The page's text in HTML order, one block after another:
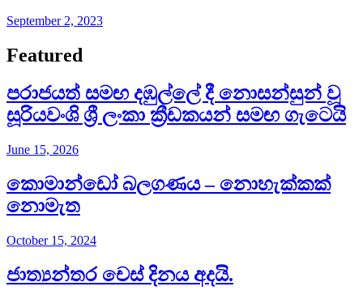
September 2, 2023
Featured
පරාජයත් සමඟ දඹුල්ලේ දී නොසන්සුන් වූ
සූරියවංශි ශ්‍රී ලංකා ක්‍රීඩකයන් සමඟ ගැටෙයි
June 15, 2026
කොමාන්ඩෝ බලගණය – නොහැක්කක්
නොමැත​
October 15, 2024
ජාත්‍යන්තර චෙස් දිනය අදයි.